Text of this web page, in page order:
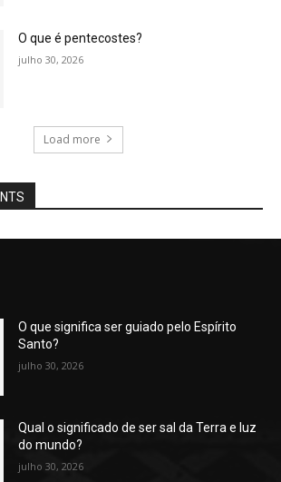
O que é pentecostes?
julho 30, 2026
Load more
O que significa ser guiado pelo Espírito
Santo?
julho 30, 2026
Qual o significado de ser sal da Terra e luz
do mundo?
julho 30, 2026